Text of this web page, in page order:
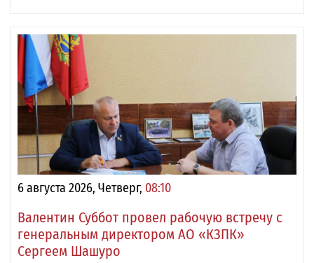
6 августа 2026, Четверг, 08:10
Валентин Суббот провел рабочую встречу с
генеральным директором АО «КЗПК»
Сергеем Шашуро